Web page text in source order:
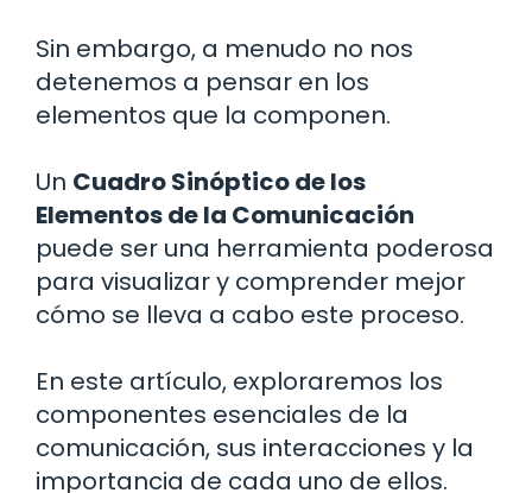
Sin embargo, a menudo no nos
detenemos a pensar en los
elementos que la componen.
Un Cuadro Sinóptico de los
Elementos de la Comunicación
puede ser una herramienta poderosa
para visualizar y comprender mejor
cómo se lleva a cabo este proceso.
En este artículo, exploraremos los
componentes esenciales de la
comunicación, sus interacciones y la
importancia de cada uno de ellos.